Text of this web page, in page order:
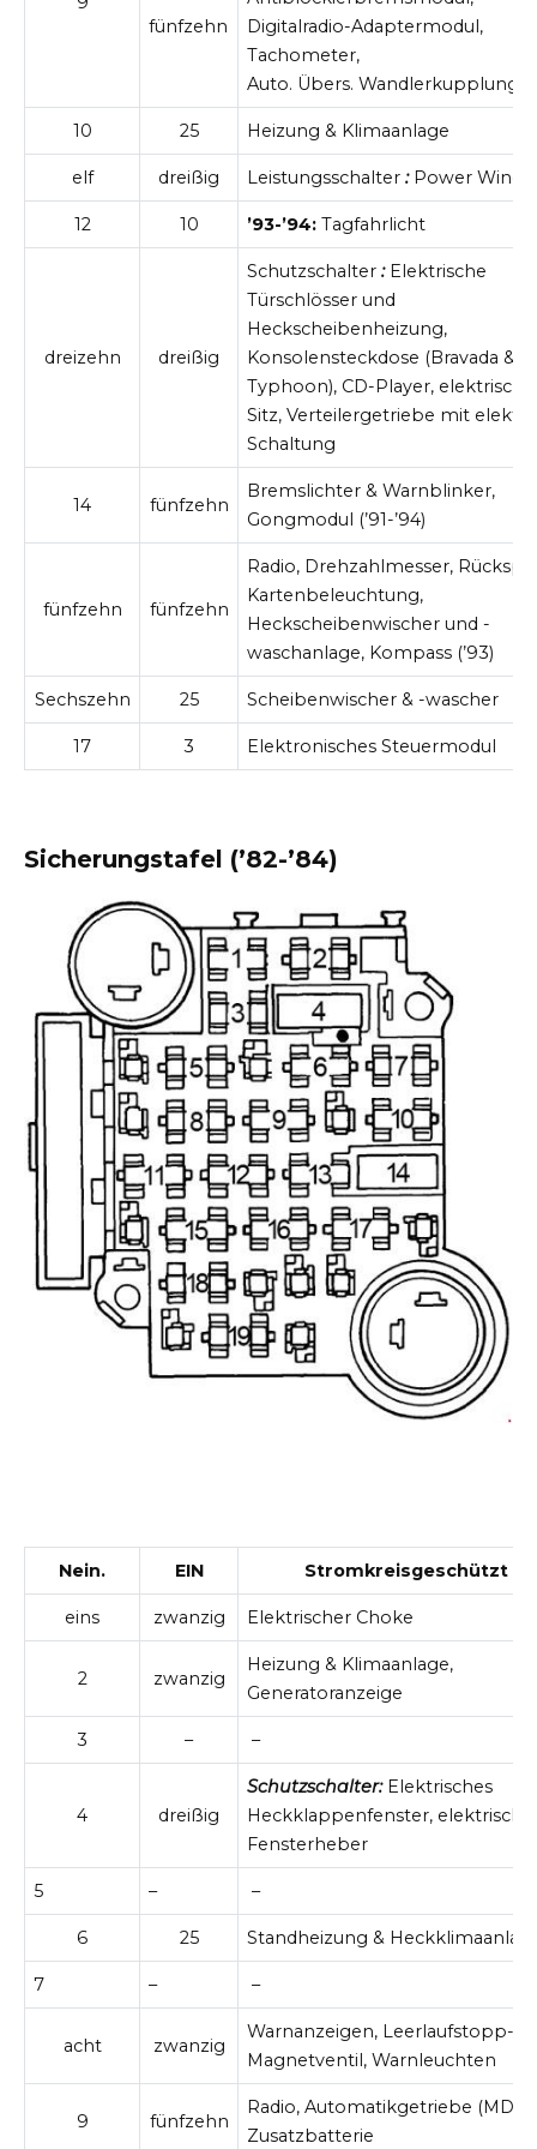
fünfzehn
Digitalradio-Adaptermodul,
Tachometer,
Auto. Übers. Wandlerkupplung
10 25 Heizung & Klimaanlage
elf dreißig Leistungsschalter :Power
12 10 ’93-’94: Tagfahrlicht
dreizehn dreißig
Schutzschalter :Elektrische
Türschlösser und
Heckscheibenheizung,
Konsolensteckdose (Bravada &
Typhoon), CD-Player,
Sitz, Verteilergetriebe mit
Schaltung
14 fünfzehn
Bremslichter & Warnblinker,
Gongmodul (’91-’94)
fünfzehn fünfzehn
Radio, Drehzahlmesser,
Kartenbeleuchtung,
Heckscheibenwischer und -
waschanlage, Kompass (’93)
Sechszehn 25 Scheibenwischer & -wascher
17 3 Elektronisches Steuermodul
Sicherungstafel (’82-’84)
Nein. EIN Stromkreisgeschützt
eins zwanzig Elektrischer Choke
2 zwanzig
Heizung & Klimaanlage,
Generatoranzeige
3 – –
4 dreißig
Schutzschalter:Elektrisches
Heckklappenfenster, elektrische
Fensterheber
5 – –
6 25 Standheizung &
7 – –
acht zwanzig
Warnanzeigen, Leerlaufstopp-
Magnetventil, Warnleuchten
9 fünfzehn
Radio, Automatikgetriebe (MD8),
Zusatzbatterie